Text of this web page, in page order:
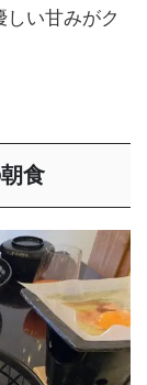
い甘みがク
食